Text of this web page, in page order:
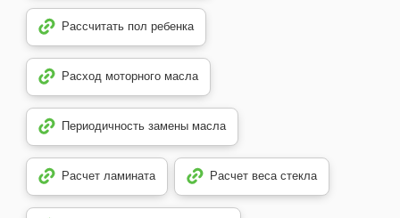
Рассчитать пол ребенка
Расход моторного масла
Периодичность замены масла
Расчет ламината Расчет веса стекла